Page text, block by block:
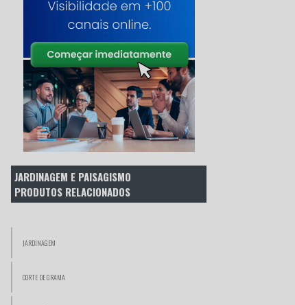
JARDINAGEM E PAISAGISMO
PRODUTOS RELACIONADOS
JARDINAGEM
CORTE DE GRAMA